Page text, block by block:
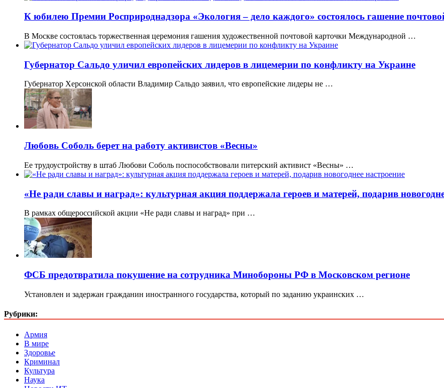
К юбилею Премии Росприроднадзора «Экология – дело каждого» состоялось гашение
В Москве состоялась торжественная церемония гашения художественной почтовой карточки Международной …
Губернатор Сальдо уличил европейских лидеров в лицемерии по конфликту на Украине
Губернатор Херсонской области Владимир Сальдо заявил, что европейские лидеры не …
Любовь Соболь берет на работу активистов «Весны»
Ее трудоустройству в штаб Любови Соболь поспособствовали питерский активист «Весны» …
«Не ради славы и наград»: культурная акция поддержала героев и матерей, подарив
В рамках общероссийской акции «Не ради славы и наград» при …
ФСБ предотвратила покушение на сотрудника Минобороны РФ в Московском регионе
Установлен и задержан гражданин иностранного государства, который по заданию украинских …
Рубрики:
Армия
В мире
Здоровье
Криминал
Культура
Наука